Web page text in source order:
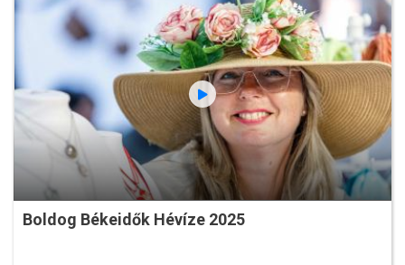
Boldog Békeidők Hévíze 2025